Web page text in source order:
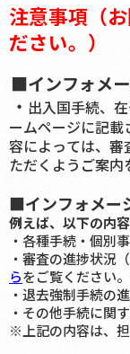
注意事項（
ださい。）
■インフォメ
・ 出入国手続、
ームページに記載
容によっては、審
ただくようご案内
■インフォメー
例えば、以下の内
・各種手続・個別
・審査の進捗状況
らをご覧ください。
・退去強制手続の
・その他手続に関
※上記の内容は、